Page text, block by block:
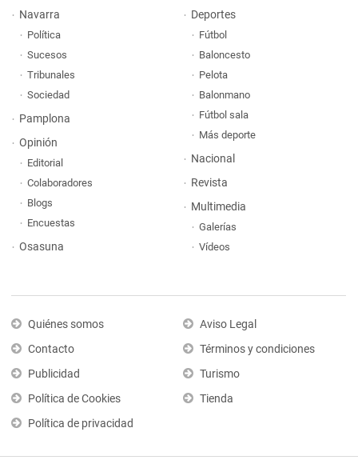
Navarra
Política
Sucesos
Tribunales
Sociedad
Pamplona
Opinión
Editorial
Colaboradores
Blogs
Encuestas
Osasuna
Deportes
Fútbol
Baloncesto
Pelota
Balonmano
Fútbol sala
Más deporte
Nacional
Revista
Multimedia
Galerías
Vídeos
Quiénes somos
Contacto
Publicidad
Política de Cookies
Política de privacidad
Aviso Legal
Términos y condiciones
Turismo
Tienda